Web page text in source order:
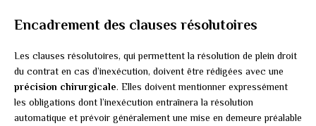
Encadrement des clauses résolutoires
Les clauses résolutoires, qui permettent la résolution de plein droit
du contrat en cas d’inexécution, doivent être rédigées avec une
précision chirurgicale. Elles doivent mentionner expressément
les obligations dont l’inexécution entraînera la résolution
automatique et prévoir généralement une mise en demeure préalable